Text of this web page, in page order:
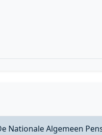
Nationale Algemeen